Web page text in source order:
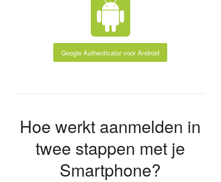
Google Authenticator voor Android
Hoe werkt aanmelden in
twee stappen met je
Smartphone?